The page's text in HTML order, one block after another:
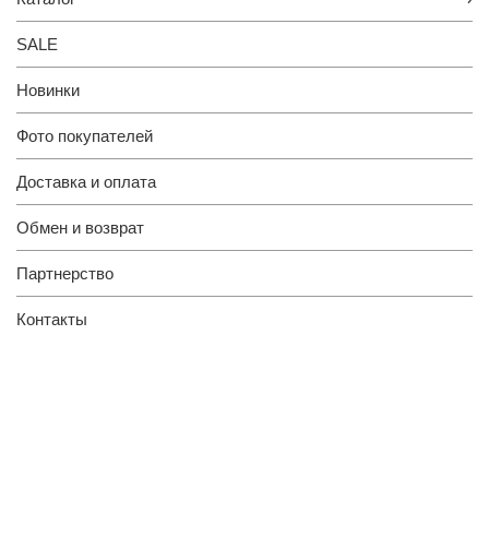
SALE
Новинки
Фото покупателей
Доставка и оплата
Обмен и возврат
Партнерство
Контакты